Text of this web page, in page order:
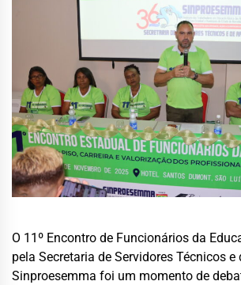
O 11º Encontro de Funcionários da
pela Secretaria de Servidores Técnicos e
Sinproesemma foi um momento de